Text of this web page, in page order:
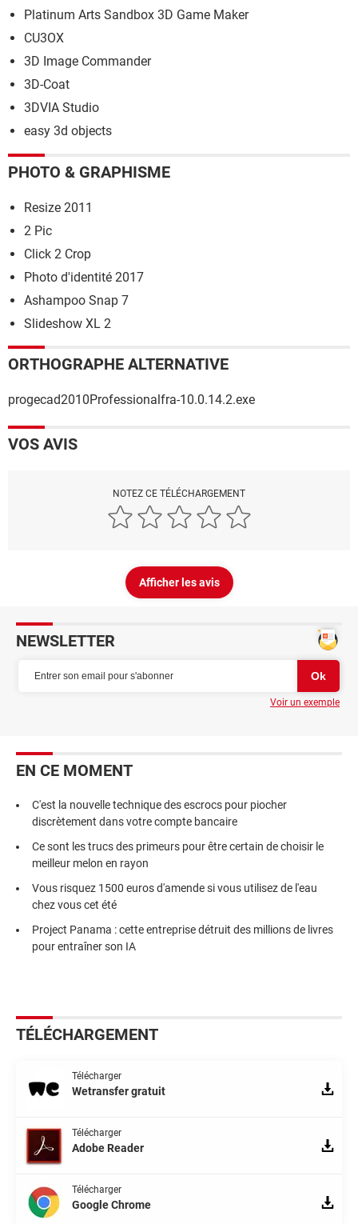
Platinum Arts Sandbox 3D Game Maker
CU3OX
3D Image Commander
3D-Coat
3DVIA Studio
easy 3d objects
PHOTO & GRAPHISME
Resize 2011
2 Pic
Click 2 Crop
Photo d'identité 2017
Ashampoo Snap 7
Slideshow XL 2
ORTHOGRAPHE ALTERNATIVE
progecad2010Professionalfra-10.0.14.2.exe
VOS AVIS
NOTEZ CE TÉLÉCHARGEMENT
Afficher les avis
NEWSLETTER
Voir un exemple
EN CE MOMENT
C'est la nouvelle technique des escrocs pour piocher
discrètement dans votre compte bancaire
Ce sont les trucs des primeurs pour être certain de choisir le
meilleur melon en rayon
Vous risquez 1500 euros d'amende si vous utilisez de l'eau
chez vous cet été
Project Panama : cette entreprise détruit des millions de livres
pour entraîner son IA
TÉLÉCHARGEMENT
Télécharger
Wetransfer gratuit
Télécharger
Adobe Reader
Télécharger
Google Chrome